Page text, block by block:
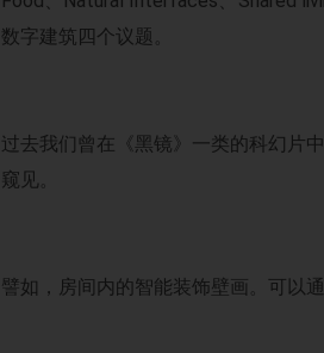
数字建筑四个议题。
过去我们曾在《黑镜》一类的科幻片
窥见。
譬如，房间内的智能装饰壁画。可以